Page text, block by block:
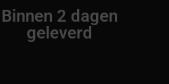
Binnen 2 dagen
geleverd